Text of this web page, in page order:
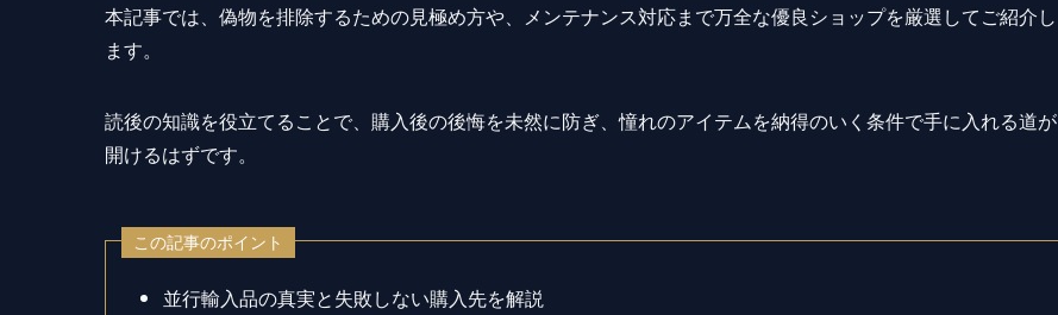
本記事では、偽物を排除するための見極め方や、メンテナンス対応まで万全な優良ショップを厳選してご紹介し
ます。
読後の知識を役立てることで、購入後の後悔を未然に防ぎ、憧れのアイテムを納得のいく条件で手に入れる道が
開けるはずです。
この記事のポイント
並行輸入品の真実と失敗しない購入先を解説